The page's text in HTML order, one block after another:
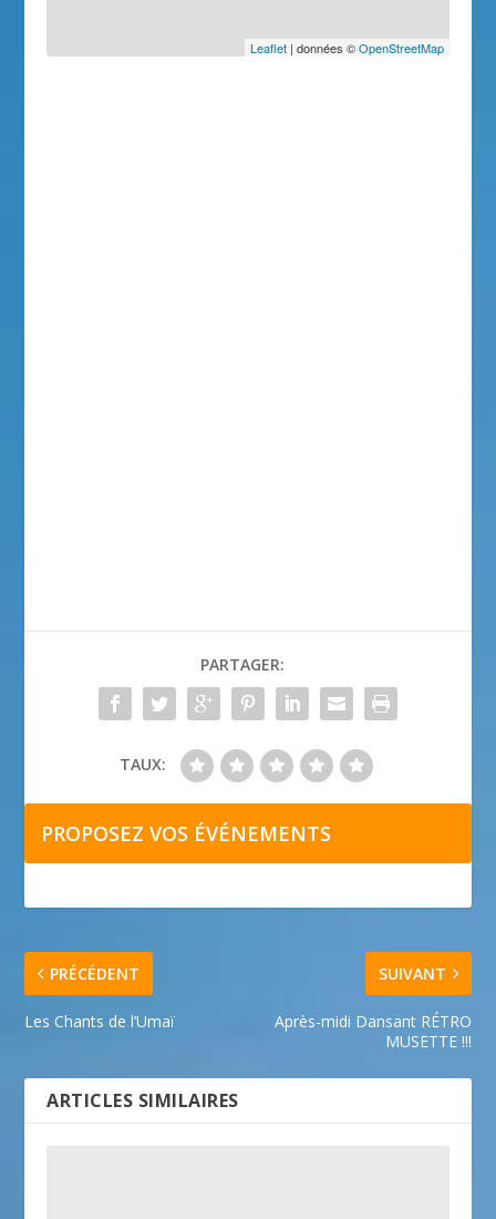
Leaflet| données ©OpenStreetMap
PARTAGER:
TAUX:
PROPOSEZ VOS ÉVÉNEMENTS
PRÉCÉDENT
Les Chants de l’Umaï
SUIVANT
Après-midi Dansant RÉTRO
MUSETTE !!!
ARTICLES SIMILAIRES